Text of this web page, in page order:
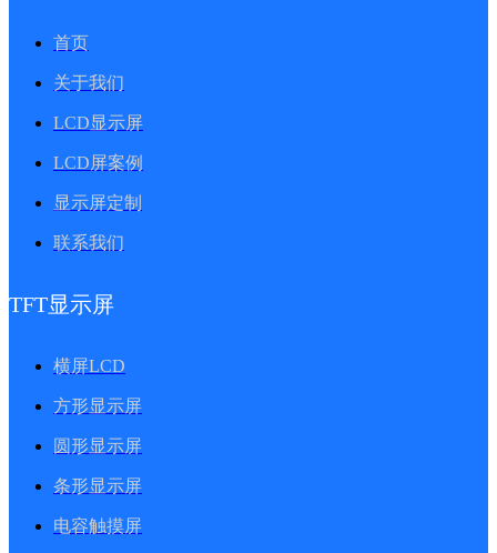
首页
关于我们
LCD显示屏
LCD屏案例
显示屏定制
联系我们
TFT显示屏
横屏LCD
方形显示屏
圆形显示屏
条形显示屏
电容触摸屏